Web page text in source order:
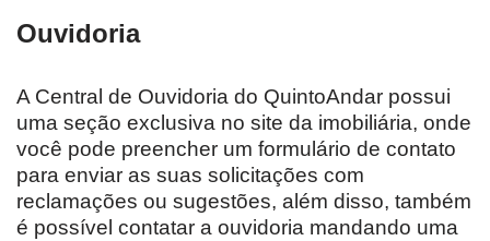
Ouvidoria
A Central de Ouvidoria do QuintoAndar possui
uma seção exclusiva no site da imobiliária, onde
você pode preencher um formulário de contato
para enviar as suas solicitações com
reclamações ou sugestões, além disso, também
é possível contatar a ouvidoria mandando uma